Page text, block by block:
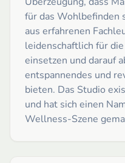
für das Wohlbefinden
aus erfahrenen
leidenschaftlich für
einsetzen und darauf
entspannendes und
bieten. Das Studio
und hat sich einen
Wellness-Szene